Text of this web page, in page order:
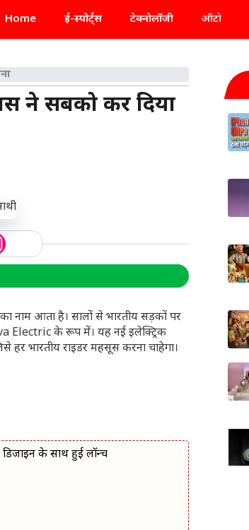
Home ई-स्पोर्ट्स टेक्नोलॉजी ऑटो
ने सबको कर दिया
नाम आता है। सालों से भारतीय सड़कों पर
Electric के रूप में। यह नई इलेक्ट्रिक
हर भारतीय राइडर महसूस करना चाहेगा।
के साथ हुई लॉन्च